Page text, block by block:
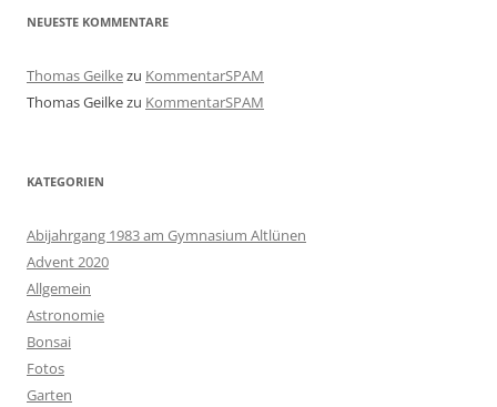
NEUESTE KOMMENTARE
Thomas Geilkezu KommentarSPAM
Thomas Geilkezu KommentarSPAM
KATEGORIEN
Abijahrgang 1983 am Gymnasium Altlünen
Advent 2020
Allgemein
Astronomie
Bonsai
Fotos
Garten